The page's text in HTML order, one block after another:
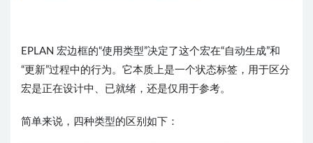
EPLAN 宏边框的“使用类型”决定了这个宏在“自动生成”和
“更新”过程中的行为。它本质上是一个状态标签，用于区分
宏是正在设计中、已就绪，还是仅用于参考。
简单来说，四种类型的区别如下：